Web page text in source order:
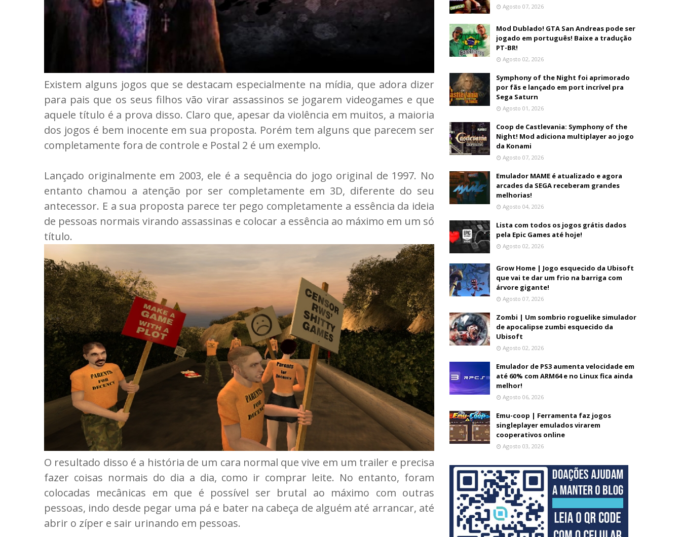
Existem alguns jogos que se destacam especialmente na mídia, que adora dizer
para pais que os seus filhos vão virar assassinos se jogarem videogames e que
aquele título é a prova disso. Claro que, apesar da violência em muitos, a maioria
dos jogos é bem inocente em sua proposta. Porém tem alguns que parecem ser
completamente fora de controle e Postal 2 é um exemplo.
Lançado originalmente em 2003, ele é a sequência do jogo original de 1997. No
entanto chamou a atenção por ser completamente em 3D, diferente do seu
antecessor. E a sua proposta parece ter pego completamente a essência da ideia
de pessoas normais virando assassinas e colocar a essência ao máximo em um só
título.
O resultado disso é a história de um cara normal que vive em um trailer e precisa
fazer coisas normais do dia a dia, como ir comprar leite. No entanto, foram
colocadas mecânicas em que é possível ser brutal ao máximo com outras
pessoas, indo desde pegar uma pá e bater na cabeça de alguém até arrancar, até
abrir o zíper e sair urinando em pessoas.
Agosto 07, 2026
Mod Dublado! GTA San Andreas pode ser
jogado em português! Baixe a tradução
PT-BR!
Agosto 02, 2026
Symphony of the Night foi aprimorado
por fãs e lançado em port incrível pra
Sega Saturn
Agosto 01, 2026
Coop de Castlevania: Symphony of the
Night! Mod adiciona multiplayer ao jogo
da Konami
Agosto 07, 2026
Emulador MAME é atualizado e agora
arcades da SEGA receberam grandes
melhorias!
Agosto 04, 2026
Lista com todos os jogos grátis dados
pela Epic Games até hoje!
Agosto 02, 2026
Grow Home | Jogo esquecido da Ubisoft
que vai te dar um frio na barriga com
árvore gigante!
Agosto 07, 2026
Zombi | Um sombrio roguelike simulador
de apocalipse zumbi esquecido da
Ubisoft
Agosto 02, 2026
Emulador de PS3 aumenta velocidade em
até 60% com ARM64 e no Linux fica ainda
melhor!
Agosto 06, 2026
Emu-coop | Ferramenta faz jogos
singleplayer emulados virarem
cooperativos online
Agosto 03, 2026